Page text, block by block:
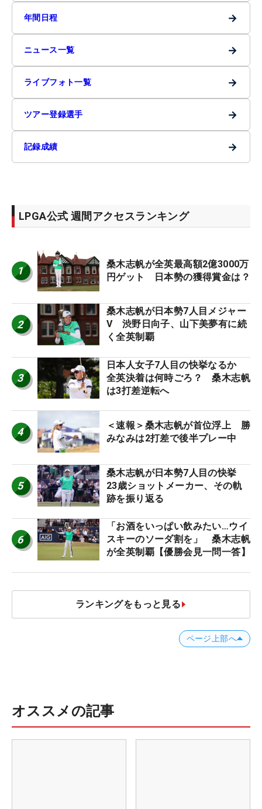
年間日程 →
ニュース一覧 →
ライブフォト一覧 →
ツアー登録選手 →
記録成績 →
LPGA公式 週間アクセスランキング
1
桑木志帆が全英最高額2億3000万
円ゲット 日本勢の獲得賞金は？
2
桑木志帆が日本勢7人目メジャー
V 渋野日向子、山下美夢有に続
く全英制覇
3
日本人女子7人目の快挙なるか
全英決着は何時ごろ？ 桑木志帆
は3打差逆転へ
4
＜速報＞桑木志帆が首位浮上 勝
みなみは2打差で後半プレー中
5
桑木志帆が日本勢7人目の快挙
23歳ショットメーカー、その軌
跡を振り返る
6
「お酒をいっぱい飲みたい…ウイ
スキーのソーダ割を」 桑木志帆
が全英制覇【優勝会見一問一答】
ランキングをもっと見る
ページ上部へ
オススメの記事